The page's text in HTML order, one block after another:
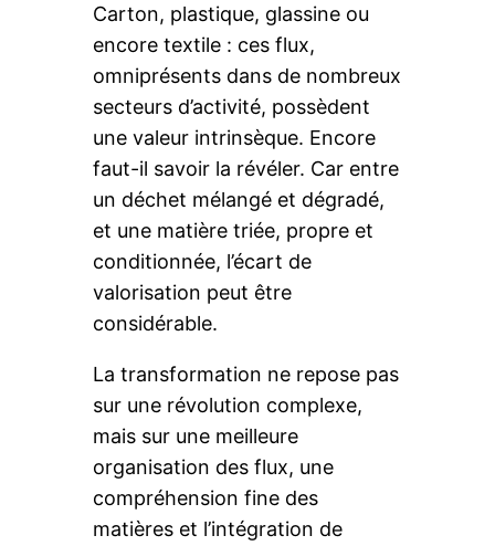
Carton, plastique, glassine ou
encore textile : ces flux,
omniprésents dans de nombreux
secteurs d’activité, possèdent
une valeur intrinsèque. Encore
faut-il savoir la révéler. Car entre
un déchet mélangé et dégradé,
et une matière triée, propre et
conditionnée, l’écart de
valorisation peut être
considérable.
La transformation ne repose pas
sur une révolution complexe,
mais sur une meilleure
organisation des flux, une
compréhension fine des
matières et l’intégration de